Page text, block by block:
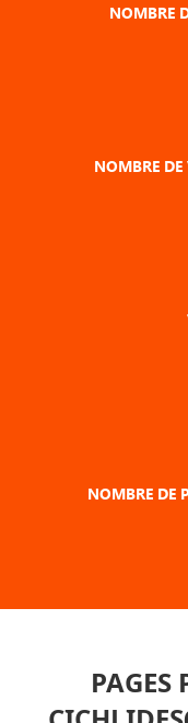
NOMBRE
NOMBRE DE
NOMBRE DE
PAGES